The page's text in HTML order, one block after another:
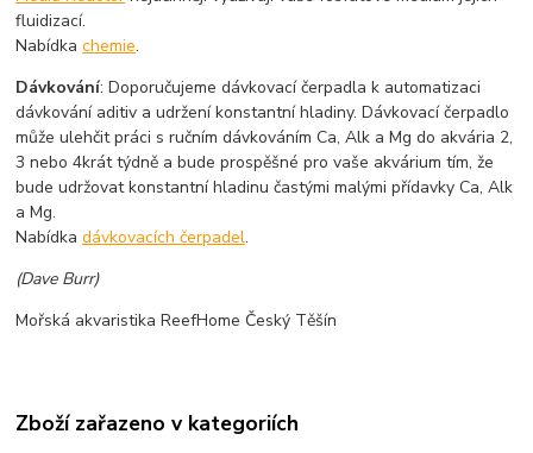
fluidizací.
Nabídkachemie.
Dávkování: Doporučujeme dávkovací čerpadla k automatizaci
dávkování aditiv a udržení konstantní hladiny. Dávkovací čerpadlo
může ulehčit práci s ručním dávkováním Ca, Alk a Mg do akvária 2,
3 nebo 4krát týdně a bude prospěšné pro vaše akvárium tím, že
bude udržovat konstantní hladinu častými malými přídavky Ca, Alk
a Mg.
Nabídkadávkovacích čerpadel.
(Dave Burr)
Mořská akvaristika ReefHome Český Těšín
Zboží zařazeno v kategoriích